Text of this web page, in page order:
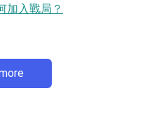
加入戰局？